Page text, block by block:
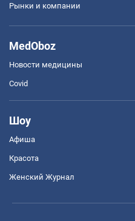
Рынки и компании
MedOboz
Новости медицины
Covid
Шоу
Афиша
Красота
Женский Журнал